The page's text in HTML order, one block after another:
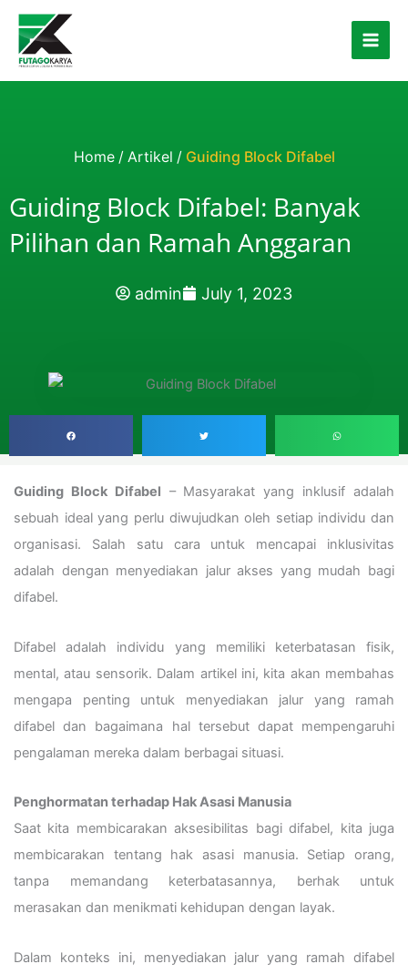
Skip to content
Home / Artikel / Guiding Block Difabel
Guiding Block Difabel: Banyak
Pilihan dan Ramah Anggaran
admin July 1, 2023
Guiding Block Difabel – Masyarakat yang inklusif adalah
sebuah ideal yang perlu diwujudkan oleh setiap individu dan
organisasi. Salah satu cara untuk mencapai inklusivitas
adalah dengan menyediakan jalur akses yang mudah bagi
difabel.
Difabel adalah individu yang memiliki keterbatasan fisik,
mental, atau sensorik. Dalam artikel ini, kita akan membahas
mengapa penting untuk menyediakan jalur yang ramah
difabel dan bagaimana hal tersebut dapat mempengaruhi
pengalaman mereka dalam berbagai situasi.
Penghormatan terhadap Hak Asasi Manusia
Saat kita membicarakan aksesibilitas bagi difabel, kita juga
membicarakan tentang hak asasi manusia. Setiap orang,
tanpa memandang keterbatasannya, berhak untuk
merasakan dan menikmati kehidupan dengan layak.
Dalam konteks ini, menyediakan jalur yang ramah difabel